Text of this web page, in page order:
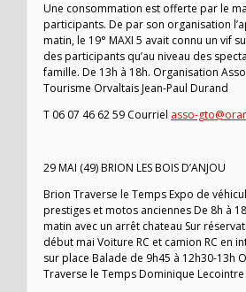
Une consommation est offerte par le
participants. De par son organisation
matin, le 19° MAXI 5 avait connu un vif
des participants qu’au niveau des
famille. De 13h à 18h. Organisation
Tourisme Orvaltais Jean-Paul Durand
T 06 07 46 62 59 Courriel asso-
29 MAI (49) BRION LES BOIS D’ANJOU
Brion Traverse le Temps Expo de
prestiges et motos anciennes De 8h à
matin avec un arrêt chateau Sur
début mai Voiture RC et camion RC en
sur place Balade de 9h45 à 12h30-13h
Traverse le Temps Dominique Lecointre